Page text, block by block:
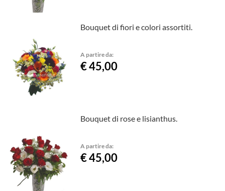
Bouquet di fiori e colori assortiti.
A partire da:
€ 45,00
Bouquet di rose e lisianthus.
A partire da:
€ 45,00